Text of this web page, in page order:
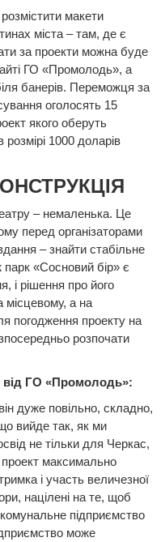
макети
міста – там, де є
за проекти можна буде
ГО «Промолодь», а
банерів. Переможця за
оголосять 15
якого оберуть
1000 доларів
– немаленька. Це
перед організаторами
– знайти стабільне
«Сосновий бір» є
і рішення про його
а на
погодження проекту на
розпочати
від ГО «Промолодь»:
дуже повільно, складно,
вийде так, як ми
не тільки для Черкас,
максимально
і участь величезної
націлені на те, щоб
підприємство
може